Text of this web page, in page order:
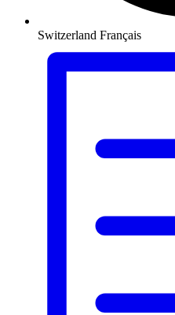
Switzerland Français